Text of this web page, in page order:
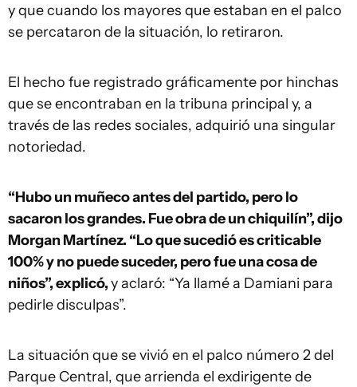
y que cuando los mayores que estaban en el palco
se percataron de la situación, lo retiraron.
El hecho fue registrado gráficamente por hinchas
que se encontraban en la tribuna principal y, a
través de las redes sociales, adquirió una singular
notoriedad.
“Hubo un muñeco antes del partido, pero lo
sacaron los grandes. Fue obra de un chiquilín”, dijo
Morgan Martínez. “Lo que sucedió es criticable
100% y no puede suceder, pero fue una cosa de
niños”, explicó,y aclaró: “Ya llamé a Damiani para
pedirle disculpas”.
La situación que se vivió en el palco número 2 del
Parque Central, que arrienda el exdirigente de